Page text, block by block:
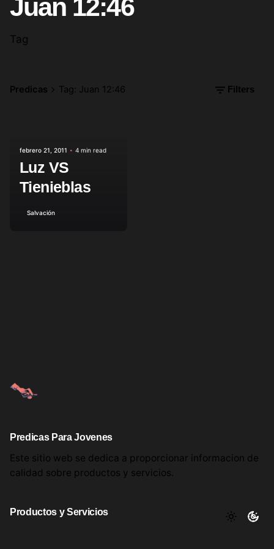
Juan 12:46
Tag
Predicas Tag: Juan 12:46 Filters
febrero 21, 2011 4 min read
Luz VS
Tienieblas
Salvación
Predicas Para Jovenes
Este sitio web se dedica a proporcionar informacion de
calidad sobre productos y servicios.
Productos y Servicios